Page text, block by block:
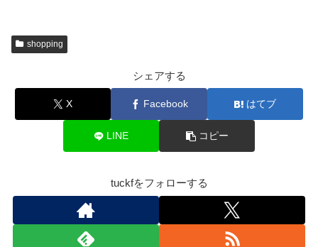
shopping
シェアする
X Facebook はてブ
LINE コピー
tuckfをフォローする